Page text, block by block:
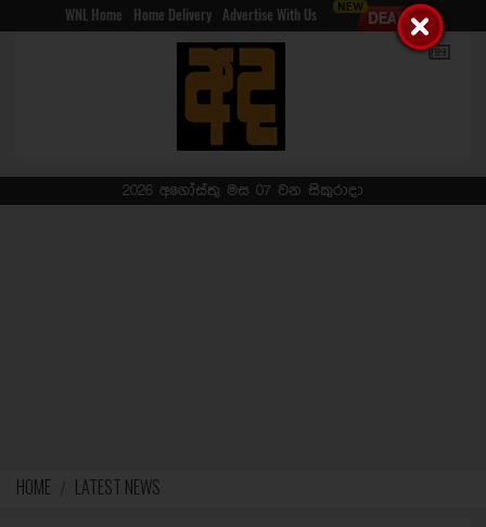
WNL Home Home Delivery Advertise With Us
2026 අගෝස්තු මස 07 වන සිකුරාදා
HOME LATEST NEWS